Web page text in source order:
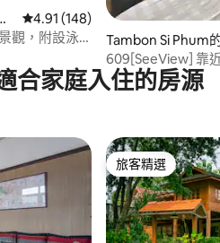
5 分）
從 148 則評價中獲得 4.91 的平
4.91 (148)
觀，附設泳
Tambon Si Phum
609[SeeView] 靠
Fi
合家庭入住的房源
旅客精選
旅客精選